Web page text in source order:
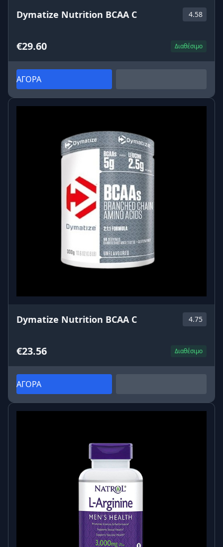
Dymatize Nutrition BCAA C 4.58
€29.60 Διαθέσιμο
ΑΓΟΡΑ
Dymatize Nutrition BCAA C 4.75
€23.56 Διαθέσιμο
ΑΓΟΡΑ